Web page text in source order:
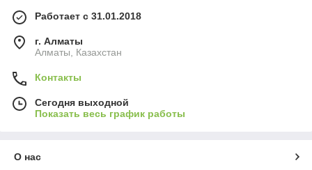
Работает с 31.01.2018
г. Алматы
Алматы, Казахстан
Контакты
Сегодня выходной
Показать весь график работы
О нас